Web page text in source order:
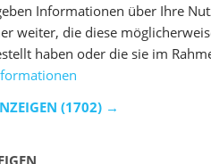
ist der Link veraltet.
wieder auf Kurs zu kommen.
zu suchen.
Informationen über Ihre
weiter, die diese
haben oder die sie im
(1702) →